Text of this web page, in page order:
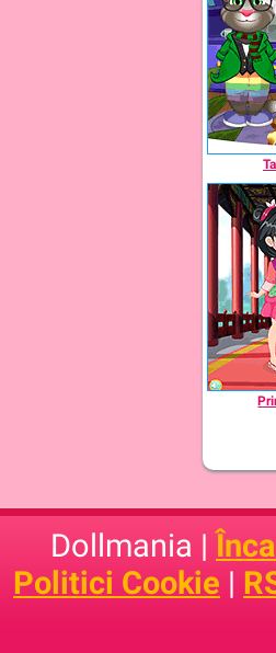
Dollmania |
Politici Cookie |